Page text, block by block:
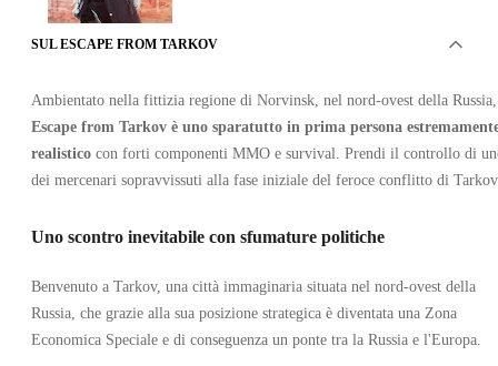
Escape From Tarkov Left Behind Edition PC Europe
Server
•
•
GLOBALE
61.59 EUR
SUL ESCAPE FROM TARKOV
Ambientato nella fittizia regione di Norvinsk, nel nord-ovest della Russia,
Escape from Tarkov è uno sparatutto in prima persona
realistico con forti componenti MMO e survival. Prendi il controllo di
dei mercenari sopravvissuti alla fase iniziale del feroce conflitto di
Uno scontro inevitabile con sfumature politiche
Benvenuto a Tarkov, una città immaginaria situata nel nord-ovest della
Russia, che grazie alla sua posizione strategica è diventata una Zona
Economica Speciale e di conseguenza un ponte tra la Russia e l'Europa.